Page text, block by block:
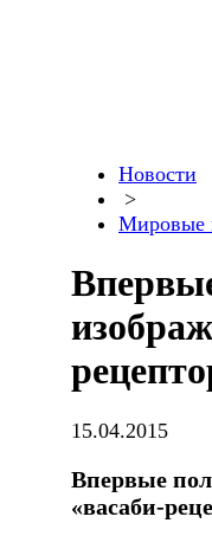
Новости
>
Мировые
15.04.2015
Впервые
«васаби-